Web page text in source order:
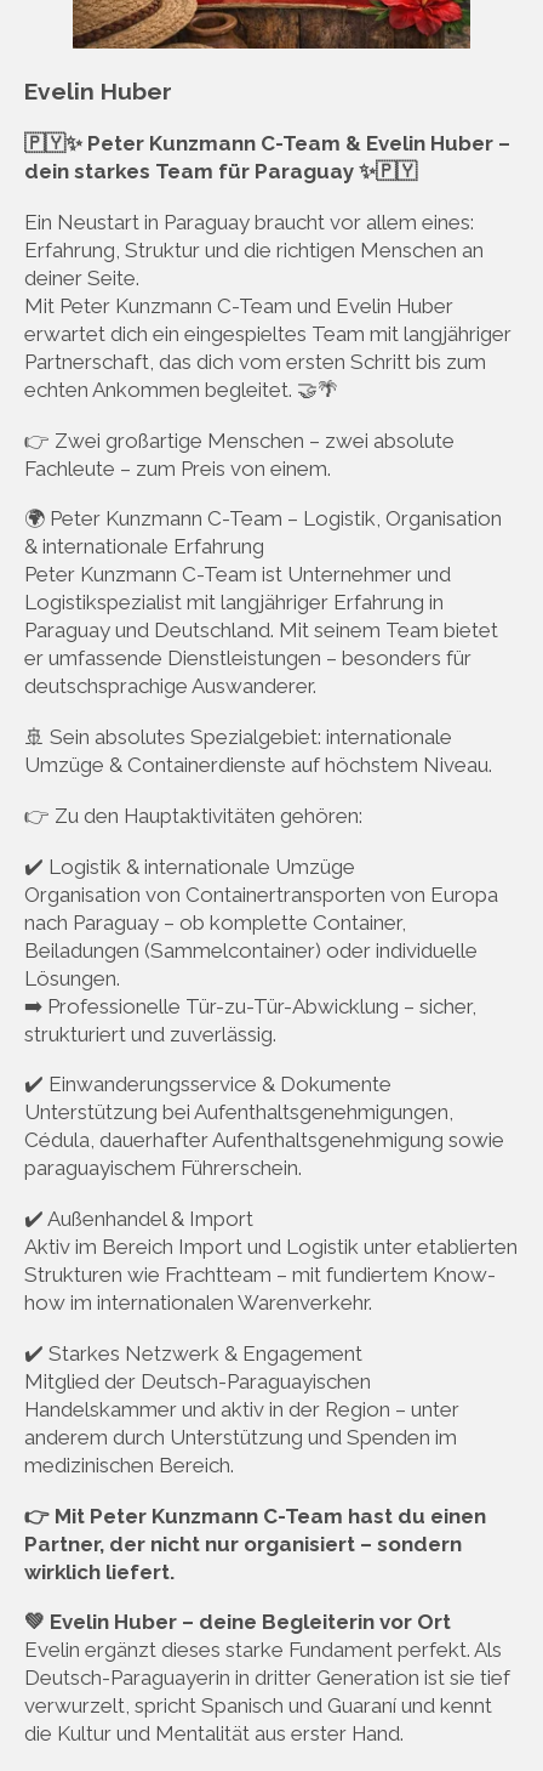
Evelin Huber
🇵🇾✨ Peter Kunzmann C-Team & Evelin Huber –
dein starkes Team für Paraguay ✨🇵🇾
Ein Neustart in Paraguay braucht vor allem eines:
Erfahrung, Struktur und die richtigen Menschen an
deiner Seite.
Mit Peter Kunzmann C-Team und Evelin Huber
erwartet dich ein eingespieltes Team mit langjähriger
Partnerschaft, das dich vom ersten Schritt bis zum
echten Ankommen begleitet. 🤝🌴
👉 Zwei großartige Menschen – zwei absolute
Fachleute – zum Preis von einem.
🌍 Peter Kunzmann C-Team – Logistik, Organisation
& internationale Erfahrung
Peter Kunzmann C-Team ist Unternehmer und
Logistikspezialist mit langjähriger Erfahrung in
Paraguay und Deutschland. Mit seinem Team bietet
er umfassende Dienstleistungen – besonders für
deutschsprachige Auswanderer.
🚢 Sein absolutes Spezialgebiet: internationale
Umzüge & Containerdienste auf höchstem Niveau.
👉 Zu den Hauptaktivitäten gehören:
✔️ Logistik & internationale Umzüge
Organisation von Containertransporten von Europa
nach Paraguay – ob komplette Container,
Beiladungen (Sammelcontainer) oder individuelle
Lösungen.
➡️ Professionelle Tür-zu-Tür-Abwicklung – sicher,
strukturiert und zuverlässig.
✔️ Einwanderungsservice & Dokumente
Unterstützung bei Aufenthaltsgenehmigungen,
Cédula, dauerhafter Aufenthaltsgenehmigung sowie
paraguayischem Führerschein.
✔️ Außenhandel & Import
Aktiv im Bereich Import und Logistik unter etablierten
Strukturen wie Frachtteam – mit fundiertem Know-
how im internationalen Warenverkehr.
✔️ Starkes Netzwerk & Engagement
Mitglied der Deutsch-Paraguayischen
Handelskammer und aktiv in der Region – unter
anderem durch Unterstützung und Spenden im
medizinischen Bereich.
👉 Mit Peter Kunzmann C-Team hast du einen
Partner, der nicht nur organisiert – sondern
wirklich liefert.
💚 Evelin Huber – deine Begleiterin vor Ort
Evelin ergänzt dieses starke Fundament perfekt. Als
Deutsch-Paraguayerin in dritter Generation ist sie tief
verwurzelt, spricht Spanisch und Guaraní und kennt
die Kultur und Mentalität aus erster Hand.